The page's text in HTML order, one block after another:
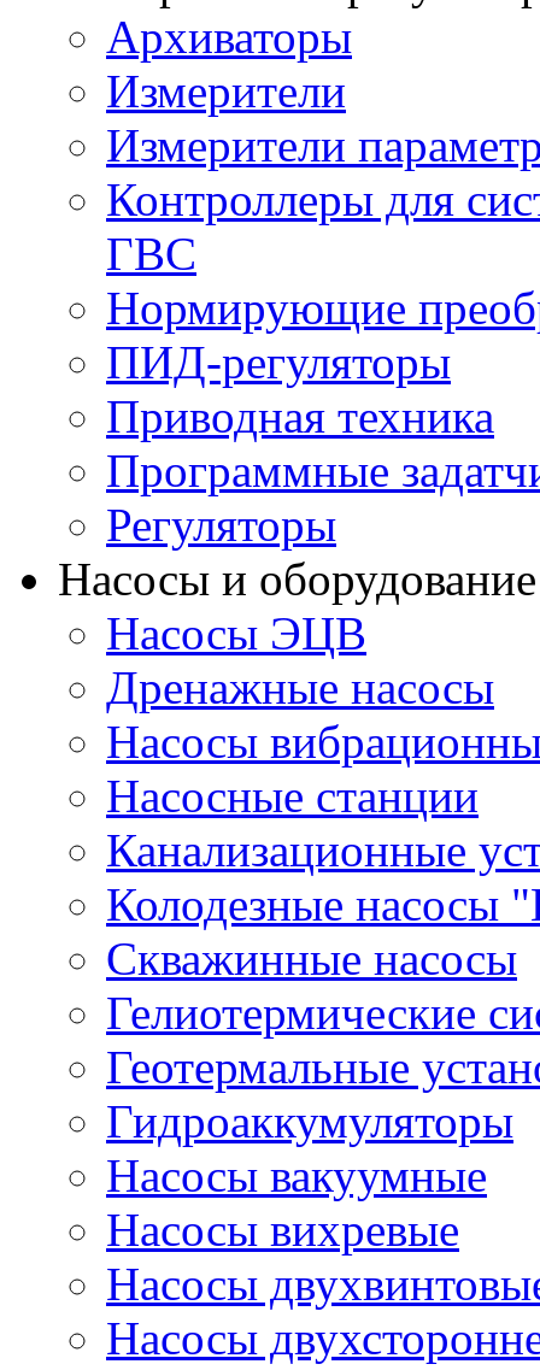
Архиваторы
Измерители
Измерители
Контроллеры для
ГВС
Нормирующие
ПИД-регуляторы
Приводная техника
Программные
Регуляторы
Насосы и оборудование
Насосы ЭЦВ
Дренажные насосы
Насосы
Насосные станции
Канализационные
Колодезные насосы
Скважинные насосы
Гелиотермические
Геотермальные
Гидроаккумуляторы
Насосы вакуумные
Насосы вихревые
Насосы
Насосы